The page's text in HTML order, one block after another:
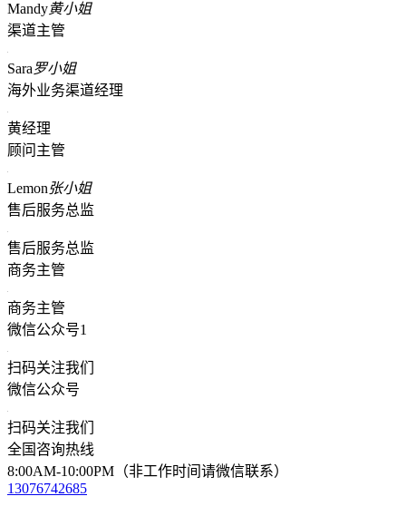
Mandy黄小姐
渠道主管
Sara罗小姐
海外业务渠道经理
黄经理
顾问主管
Lemon张小姐
售后服务总监
售后服务总监
商务主管
商务主管
微信公众号1
扫码关注我们
微信公众号
扫码关注我们
全国咨询热线
8:00AM-10:00PM（非工作时间请微信联系）
13076742685